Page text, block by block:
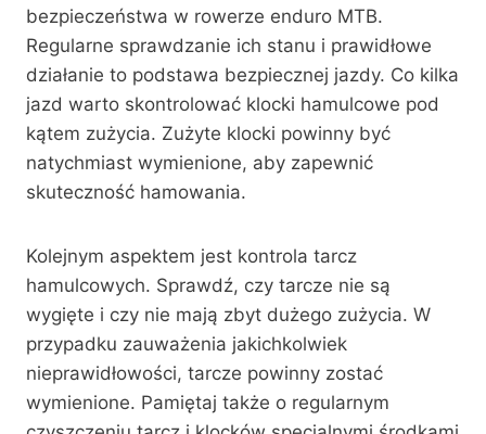
bezpieczeństwa w rowerze enduro MTB.
Regularne sprawdzanie ich stanu i prawidłowe
działanie to podstawa bezpiecznej jazdy. Co kilka
jazd warto skontrolować klocki hamulcowe pod
kątem zużycia. Zużyte klocki powinny być
natychmiast wymienione, aby zapewnić
skuteczność hamowania.
Kolejnym aspektem jest kontrola tarcz
hamulcowych. Sprawdź, czy tarcze nie są
wygięte i czy nie mają zbyt dużego zużycia. W
przypadku zauważenia jakichkolwiek
nieprawidłowości, tarcze powinny zostać
wymienione. Pamiętaj także o regularnym